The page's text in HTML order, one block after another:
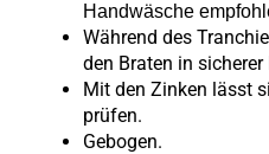
Handwäsche
Während des
den Braten in
Mit den Zinken lässt
prüfen.
Gebogen.